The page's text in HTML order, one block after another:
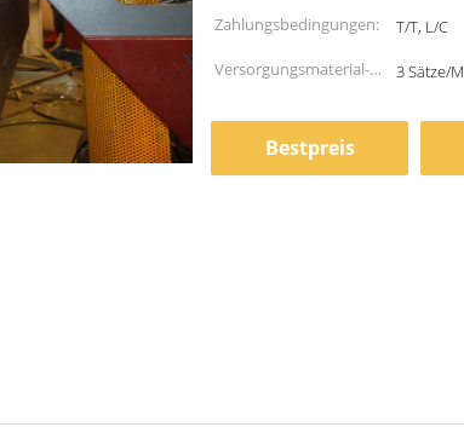
Zahlungsbedingungen:
T/T, L/C
Versorgungsmaterial-
3 Sätze/
Bestpreis